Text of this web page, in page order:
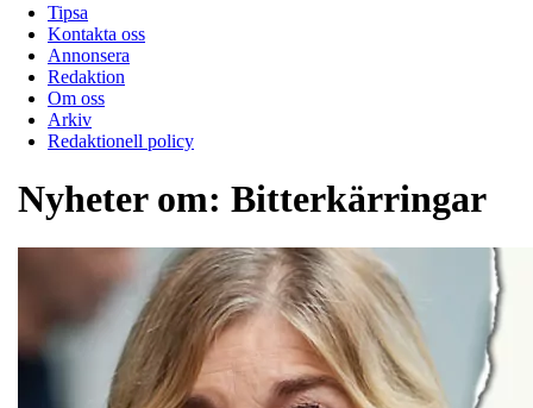
Tipsa
Kontakta oss
Annonsera
Redaktion
Om oss
Arkiv
Redaktionell policy
Nyheter om: Bitterkärringar